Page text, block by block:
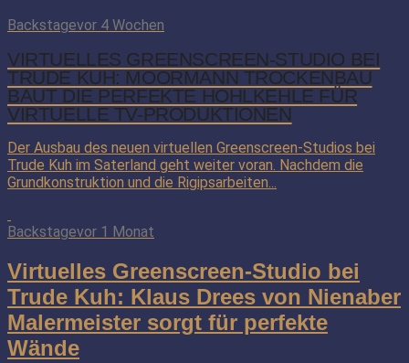
Backstagevor 4 Wochen
VIRTUELLES GREENSCREEN-STUDIO BEI
TRUDE KUH: MOORMANN TROCKENBAU
BAUT DIE PERFEKTE HOHLKEHLE FÜR
VIRTUELLE TV-PRODUKTIONEN
Der Ausbau des neuen virtuellen Greenscreen-Studios bei
Trude Kuh im Saterland geht weiter voran. Nachdem die
Grundkonstruktion und die Rigipsarbeiten...
Backstagevor 1 Monat
Virtuelles Greenscreen-Studio bei
Trude Kuh: Klaus Drees von Nienaber
Malermeister sorgt für perfekte
Wände